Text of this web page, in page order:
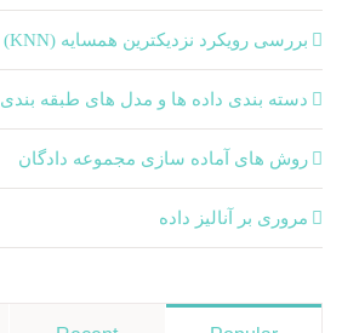
بررسی رویکرد نزدیکترین همسایه (KNN)
دسته‌ بندی داده‌ ها و مدل‌ های طبقه‌ بندی
روش های آماده سازی مجموعه دادگان
مروری بر آنالیز داده